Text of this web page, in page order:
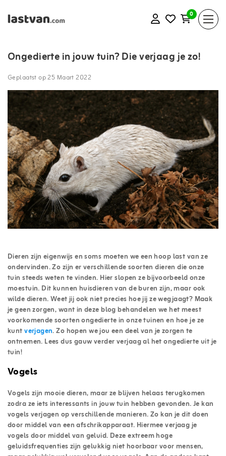
0
Ongedierte in jouw tuin? Die verjaag je zo!
Geplaatst op25 Maart 2022
Dieren zijn eigenwijs en soms moeten we een hoop last van ze
ondervinden. Zo zijn er verschillende soorten dieren die onze
tuin steeds weten te vinden. Hier slopen ze bijvoorbeeld onze
moestuin. Dit kunnen huisdieren van de buren zijn, maar ook
wilde dieren. Weet jij ook niet precies hoe jij ze wegjaagt? Maak
je geen zorgen, want in deze blog behandelen we het meest
voorkomende soorten ongedierte in onze tuinen en hoe je ze
kuntverjagen. Zo hopen we jou een deel van je zorgen te
ontnemen. Lees dus gauw verder verjaag al het ongedierte uit je
tuin!
Vogels
Vogels zijn mooie dieren, maar ze blijven helaas terugkomen
zodra ze iets interessants in jouw tuin hebben gevonden. Je kan
vogels verjagen op verschillende manieren. Zo kan je dit doen
door middel van een afschrikapparaat. Hiermee verjaag je
vogels door middel van geluid. Deze extreem hoge
geluidsfrequenties zijn gelukkig niet hoorbaar voor mensen,